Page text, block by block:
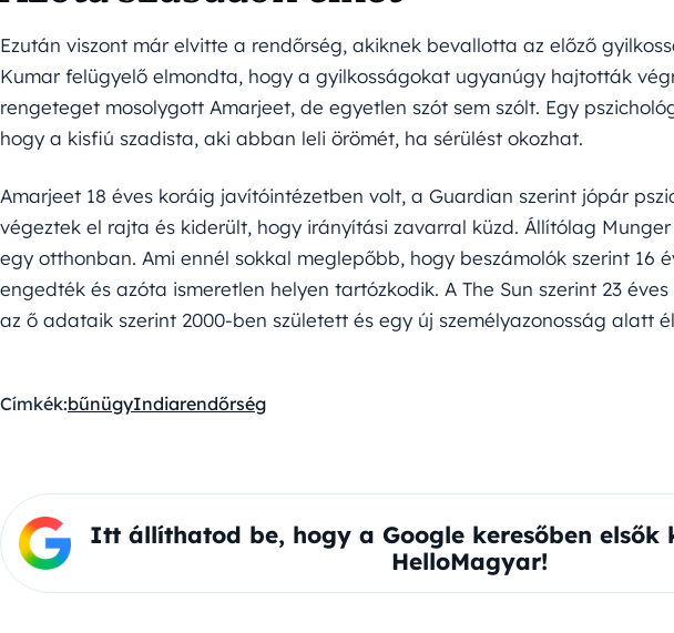
Ezután viszont már elvitte a rendőrség, akiknek bevallotta az előző
Kumar felügyelő elmondta, hogy a gyilkosságokat ugyanúgy hajtották
rengeteget mosolygott Amarjeet, de egyetlen szót sem szólt. Egy
hogy a kisfiú szadista, aki abban leli örömét, ha sérülést okozhat.
Amarjeet 18 éves koráig javítóintézetben volt, a Guardian szerint jópár
végeztek el rajta és kiderült, hogy irányítási zavarral küzd. Állítólag
egy otthonban. Ami ennél sokkal meglepőbb, hogy beszámolók szerint 16
engedték és azóta ismeretlen helyen tartózkodik. A The Sun szerint 23
az ő adataik szerint 2000-ben született és egy új személyazonosság alatt
Címkék:bűnügyIndiarendőrség
Itt állíthatod be, hogy a Google keresőben elsők
HelloMagyar!